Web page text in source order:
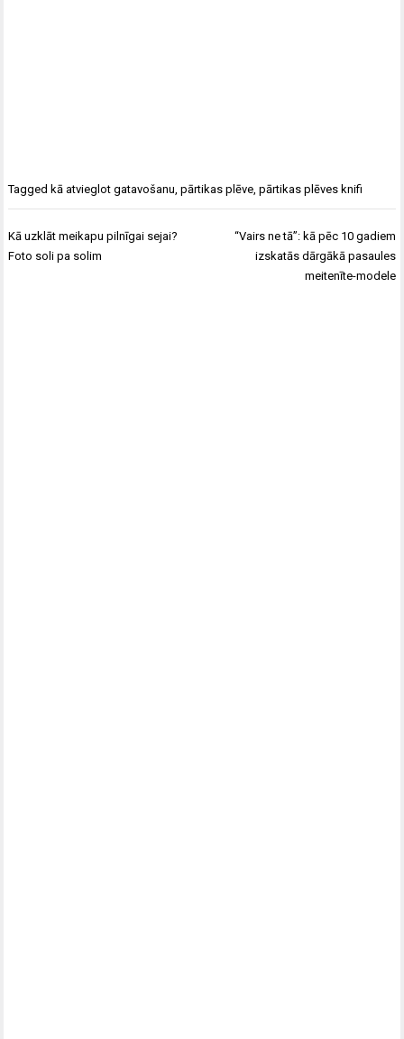
Taggedkā atvieglot gatavošanu ,pārtikas plēve ,pārtikas plēves knifi
Ziņu
izvēlne
Kā uzklāt meikapu pilnīgai sejai?
Foto soli pa solim
“Vairs ne tā”: kā pēc 10 gadiem
izskatās dārgākā pasaules
meitenīte-modele